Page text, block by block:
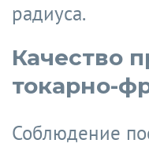
радиуса.
Качество
токарно-
Соблюдение